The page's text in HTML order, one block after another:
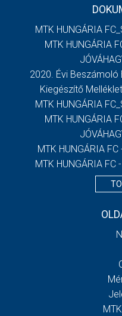
MTK HUNGÁRIA
MTK HUNGÁRIA
2020. Évi Beszámoló
Kiegészítő
MTK HUNGÁRIA
MTK HUNGÁRIA
MTK HUNGÁRIA
MTK HUNGÁRIA